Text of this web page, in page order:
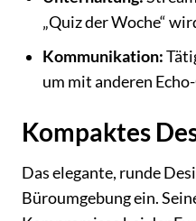
„Quiz der Woche“
Kommunikation:
um mit anderen
Kompaktes
Das elegante, runde
Büroumgebung ein.